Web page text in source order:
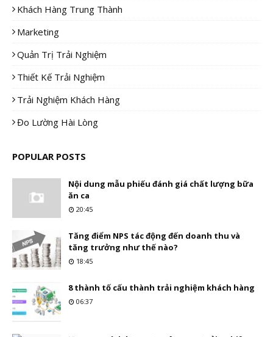
Khách Hàng Trung Thành
Marketing
Quản Trị Trải Nghiệm
Thiết Kế Trải Nghiệm
Trải Nghiệm Khách Hàng
Đo Lường Hài Lòng
POPULAR POSTS
Nội dung mẫu phiếu đánh giá chất lượng bữa
ăn ca
20:45
Tăng điểm NPS tác động đến doanh thu và
tăng trưởng như thế nào?
18:45
8 thành tố cấu thành trải nghiệm khách hàng
06:37